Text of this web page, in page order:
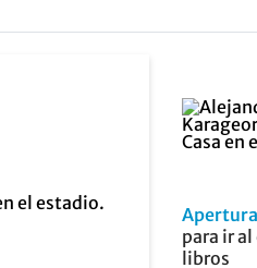
Apertura
para ir
libros